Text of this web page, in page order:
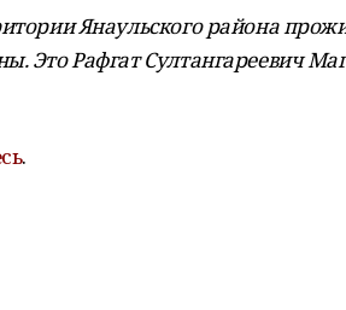
Янаульского района
Это Рафгат Султангареевич
.